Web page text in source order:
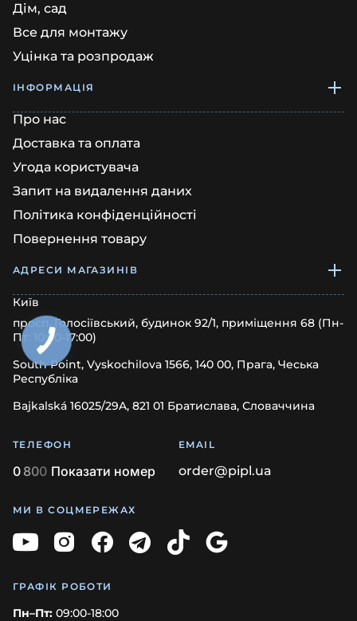
Дім, сад
Все для монтажу
Уцінка та розпродаж
ІНФОРМАЦІЯ
Про нас
Доставка та оплата
Угода користувача
Запит на видалення даних
Політика конфіденційності
Повернення товару
АДРЕСИ МАГАЗИНІВ
Київ
просп. Голосіївський, будинок 92/1, приміщення 68 (Пн-
Пт: 10:00-17:00)
South Point, Vyskochilova 1566, 140 00, Прага, Чеська
Республіка
Bajkalská 16025/29A, 821 01 Братислава, Словаччина
ТЕЛЕФОН
0 800 Показати номер
EMAIL
order@pipl.ua
МИ В СОЦМЕРЕЖАХ
ГРАФІК РОБОТИ
Пн–Пт: 09:00-18:00